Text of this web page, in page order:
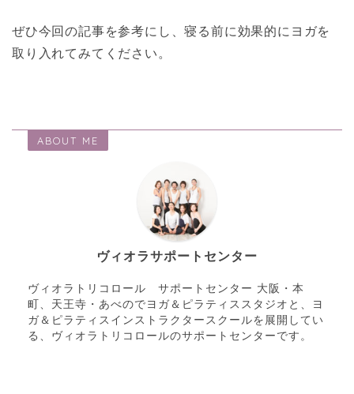
ぜひ今回の記事を参考にし、寝る前に効果的にヨガを
取り入れてみてください。
ABOUT ME
ヴィオラサポートセンター
ヴィオラトリコロール サポートセンター 大阪・本
町、天王寺・あべのでヨガ＆ピラティススタジオと、ヨ
ガ＆ピラティスインストラクタースクールを展開してい
る、ヴィオラトリコロールのサポートセンターです。